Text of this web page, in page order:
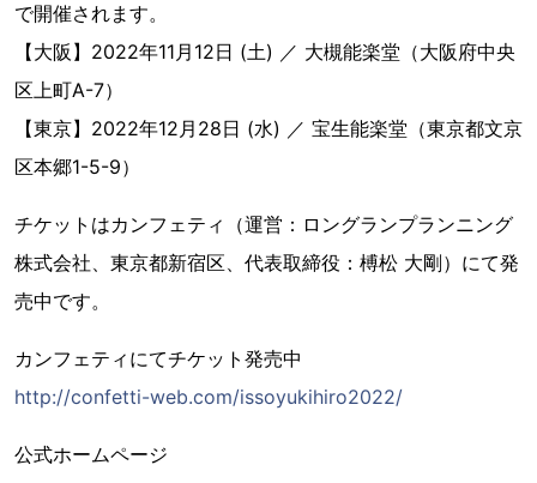
で開催されます。
【大阪】2022年11月12日 (土) ／ 大槻能楽堂（大阪府中央
区上町A-7）
【東京】2022年12月28日 (水) ／ 宝生能楽堂（東京都文京
区本郷1-5-9）
チケットはカンフェティ（運営：ロングランプランニング
株式会社、東京都新宿区、代表取締役：榑松 大剛）にて発
売中です。
カンフェティにてチケット発売中
http://confetti-web.com/issoyukihiro2022/
公式ホームページ